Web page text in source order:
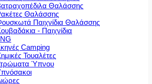
Θαλάσσης
Θαλάσσης
Παιχνίδια Θαλάσσης
- Παιχνίδια
Camping
Τουαλέτες
Ύπνου